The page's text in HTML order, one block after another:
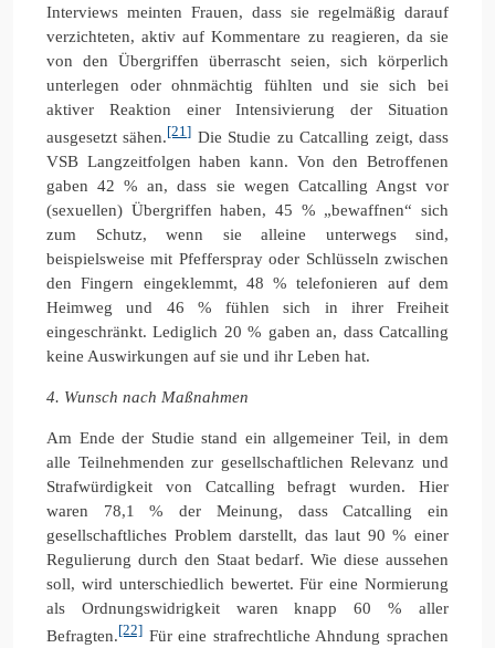
Interviews meinten Frauen, dass sie regelmäßig darauf
verzichteten, aktiv auf Kommentare zu reagieren, da sie
von den Übergriffen überrascht seien, sich körperlich
unterlegen oder ohnmächtig fühlten und sie sich bei
aktiver Reaktion einer Intensivierung der Situation
ausgesetzt sähen.[21] Die Studie zu Catcalling zeigt, dass
VSB Langzeitfolgen haben kann. Von den Betroffenen
gaben 42 % an, dass sie wegen Catcalling Angst vor
(sexuellen) Übergriffen haben, 45 % „bewaffnen“ sich
zum Schutz, wenn sie alleine unterwegs sind,
beispielsweise mit Pfefferspray oder Schlüsseln zwischen
den Fingern eingeklemmt, 48 % telefonieren auf dem
Heimweg und 46 % fühlen sich in ihrer Freiheit
eingeschränkt. Lediglich 20 % gaben an, dass Catcalling
keine Auswirkungen auf sie und ihr Leben hat.
4. Wunsch nach Maßnahmen
Am Ende der Studie stand ein allgemeiner Teil, in dem
alle Teilnehmenden zur gesellschaftlichen Relevanz und
Strafwürdigkeit von Catcalling befragt wurden. Hier
waren 78,1 % der Meinung, dass Catcalling ein
gesellschaftliches Problem darstellt, das laut 90 % einer
Regulierung durch den Staat bedarf. Wie diese aussehen
soll, wird unterschiedlich bewertet. Für eine Normierung
als Ordnungswidrigkeit waren knapp 60 % aller
Befragten.[22] Für eine strafrechtliche Ahndung sprachen